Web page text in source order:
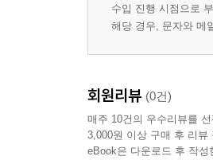
수입 진행 시점으로
해당 경우, 문자와 메
회원리뷰 (0건)
매주 10건의 우수리뷰를
3,000원 이상 구매 후 리뷰
eBook은 다운로드 후 작